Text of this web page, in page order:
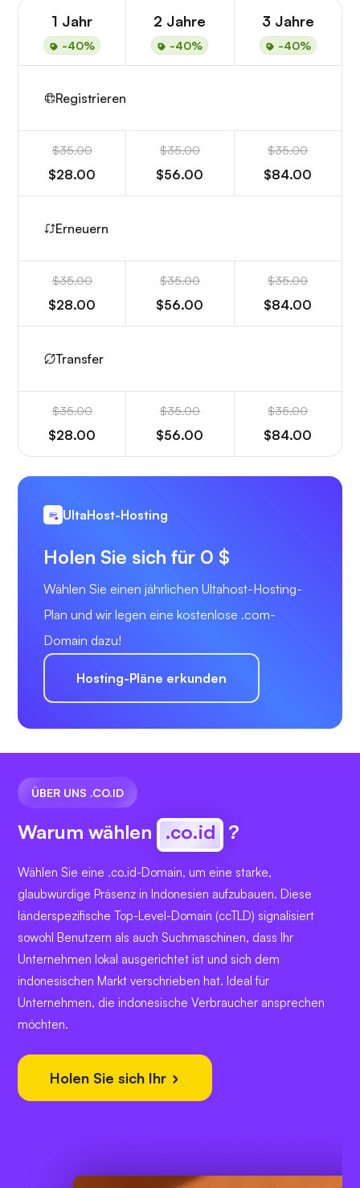
1 Jahr
-40%
2 Jahre
-40%
3 Jahre
-40%
Registrieren
$35.00
$28.00
$35.00
$56.00
$35.00
$84.00
Erneuern
$35.00
$28.00
$35.00
$56.00
$35.00
$84.00
Transfer
$35.00
$28.00
$35.00
$56.00
$35.00
$84.00
UltaHost-Hosting
Holen Sie sich für 0 $
Wählen Sie einen jährlichen Ultahost-Hosting-
Plan und wir legen eine kostenlose .com-
Domain dazu!
Hosting-Pläne erkunden
ÜBER UNS .CO.ID
Warum wählen .co.id ?
Wählen Sie eine .co.id-Domain, um eine starke,
glaubwürdige Präsenz in Indonesien aufzubauen. Diese
länderspezifische Top-Level-Domain (ccTLD) signalisiert
sowohl Benutzern als auch Suchmaschinen, dass Ihr
Unternehmen lokal ausgerichtet ist und sich dem
indonesischen Markt verschrieben hat. Ideal für
Unternehmen, die indonesische Verbraucher ansprechen
möchten.
Holen Sie sich Ihr